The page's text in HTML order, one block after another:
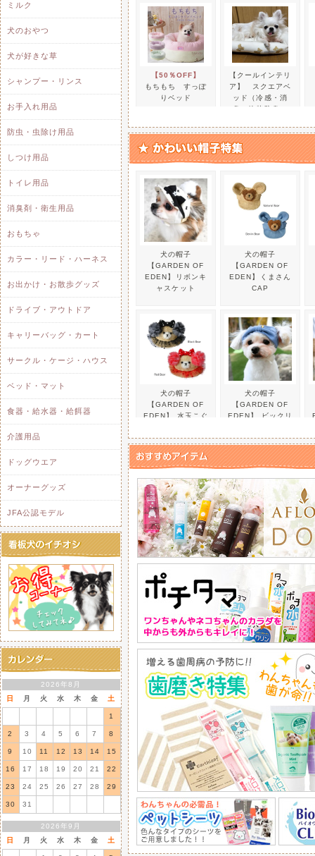
ミルク
犬のおやつ
犬が好きな草
シャンプー・リンス
お手入れ用品
防虫・虫除け用品
しつけ用品
トイレ用品
消臭剤・衛生用品
おもちゃ
カラー・リード・ハーネス
お出かけ・お散歩グッズ
ドライブ・アウトドア
キャリーバッグ・カート
サークル・ケージ・ハウス
ベッド・マット
食器・給水器・給餌器
介護用品
ドッグウエア
オーナーグッズ
JFA公認モデル
2026年8月
日
月 火 水 木 金 土
1
2 3 4 5 6 7 8
9 10 11 12 13 14 15
16 17 18 19 20 21 22
23 24 25 26 27 28 29
30 31
2026年9月
日
月 火 水 木 金 土
2025/ 3/16
Piola【Nagaiki（な
獣医師監修サプリ感
プル素材！
2025/ 3/14
ハートビッチュ ３
型のおやつ
2025/ 12/15
【アルクオレ 年末年
誠に勝手ながら年末
12月29日(月)の営業
商品が全て揃う場合
お取り寄せの商品が
2026年1月5日(月)
ールの送信、
商品の発送等は、
ます。
お客様にはご迷惑を
けますようお願いい
2025/ 9/26
【yappy!】ヤッピ
のクッキーです。
2025/ 9/26
【D・O・G】DOG
★新色ライム・ピン
2025/ 8/9
【アルクオレ 夏季休
2025年8月13日（水
誠に勝手ながら夏季
8月12日(火)の営業時
商品が全て揃う場合
お取り寄せの商品が
2025年8月18日(月)
また、休業期間中に
ールの送信、
商品の発送等は、
きます。
お客様にはご迷惑を
けますようお願いい
2025/ 7/8
【dretec】ちょうどイイ
ごはんやおやつを簡単に
【50％OFF】
もちもち すっぽ
りベッド
【クールインテリ
ア】 スクエアベ
ッド（冷感・消
臭・抗菌防臭）
【クールクロス】
キャップ 犬の帽
子（tassuウェ
ペット用浴衣
（tassuウエア）
Lamoda アンテ
ィーク調 大人可
愛いフリルベッド
【半額！数量限定
セール】マドラス
チェック ラウン
犬の帽子
【GARDEN OF
EDEN】リボンキ
ャスケット
犬の帽子
【GARDEN OF
EDEN】くまさん
CAP
犬の帽子
【GARDEN OF
EDEN】 水玉こぐ
犬の帽子
【GARDEN OF
EDEN】 ビックリ
犬の帽子
【GARDEN OF
EDEN】くまくま
パイロット帽
犬の帽子
【GARDEN OF
EDEN】さくらん
ぼニットCAP
犬の帽子
【GARDEN OF
EDEN】D&Hテン
ガロンハット
犬の帽子
【GARDEN OF
EDEN】D&Hベー
スボールCAP
犬の帽子
【GARDEN OF
EDEN】DENIM
CAP
犬の帽子
【Garden of
Eden】デニム＆
ヒッコリー キャ